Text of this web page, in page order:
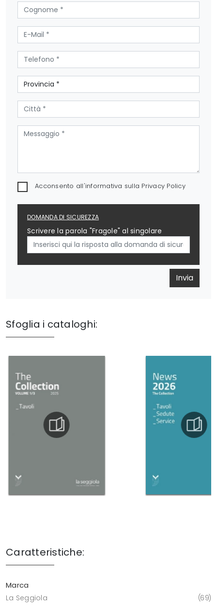
Acconsento all'informativa sulla Privacy Policy
DOMANDA DI SICUREZZA
Scrivere la parola "Fragole" al singolare
Invia
Sfoglia i cataloghi:
Caratteristiche:
Marca
La Seggiola 69